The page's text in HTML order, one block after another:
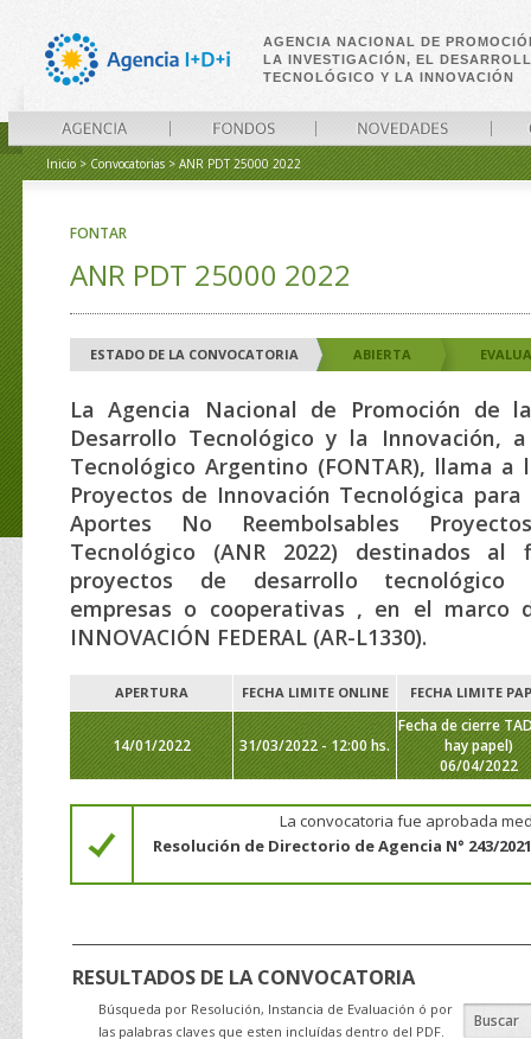
AGENCIA NACIONAL DE
LA INVESTIGACIÓN, EL
TECNOLÓGICO Y LA INNOVACIÓN
AGENCIA
Inicio>Convocatorias>ANR PDT 25000 2022
FONTAR
ANR PDT 25000 2022
ESTADO DE LA CONVOCATORIA ABIERTA
La Agencia Nacional de Promoción de
Desarrollo Tecnológico y la Innovación,
Tecnológico Argentino (FONTAR), llama
Proyectos de Innovación Tecnológica
Aportes No Reembolsables
Tecnológico (ANR 2022) destinados al
proyectos de desarrollo tecnológico
empresas o cooperativas , en el marco
INNOVACIÓN FEDERAL (AR-L1330).
APERTURA FECHA LIMITE ONLINE FECHA LIMITE
14/01/2022 31/03/2022 - 12:00 hs.
Fecha de cierre
hay papel)
06/04/2022
La convocatoria fue aprobada
Resolución de Directorio de Agencia N° 243/
RESULTADOS DE LA CONVOCATORIA
Búsqueda por Resolución, Instancia de Evaluación ó por
las palabras claves que esten incluídas dentro del PDF.